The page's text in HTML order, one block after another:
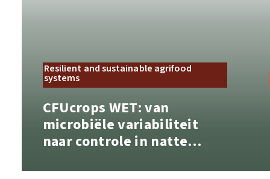
Resilient and sustainable agrifood
systems
CFUcrops WET: van
microbiële variabiliteit
naar controle in natte